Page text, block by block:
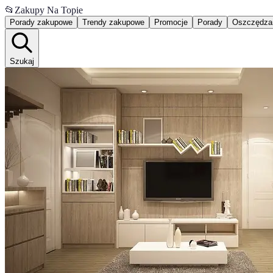
📂 Zakupy Na Topie
Porady zakupowe Trendy zakupowe Promocje Porady
Szukaj